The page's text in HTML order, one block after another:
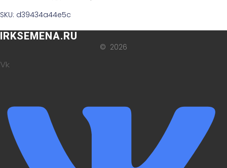
SKU: d39434a44e5c
IRKSEMENA.RU
© 2026
Vk